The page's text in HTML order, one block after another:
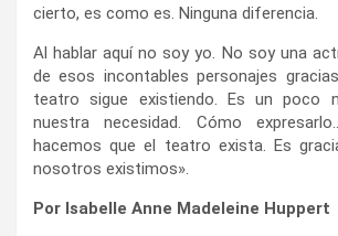
cierto, es como es. Ninguna diferencia.
Al hablar aquí no soy yo. No soy una
de esos incontables personajes
teatro sigue existiendo. Es un poco
nuestra necesidad. Cómo
hacemos que el teatro exista. Es
nosotros existimos».
Por Isabelle Anne Madeleine Huppert